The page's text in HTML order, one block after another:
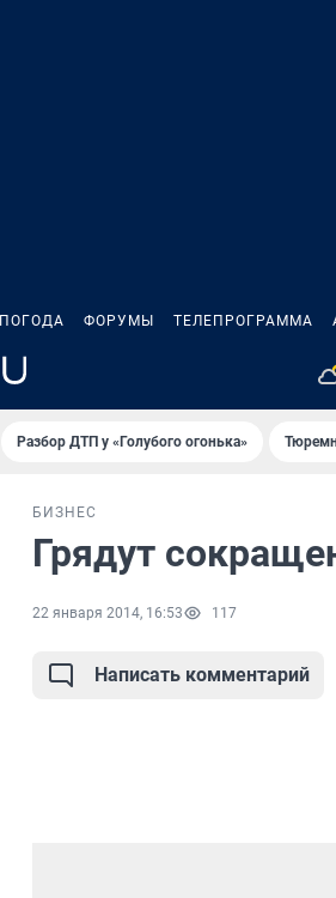
ПОГОДА ФОРУМЫ ТЕЛЕПРОГРАММА
Разбор ДТП у «Голубого огонька»
БИЗНЕС
Грядут
22 января 2014, 16:53 117
Написать комментарий